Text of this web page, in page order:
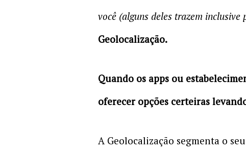
você (alguns deles trazem inclusive
Geolocalização.
Quando os apps ou
oferecer opções certeiras
A Geolocalização segmenta o